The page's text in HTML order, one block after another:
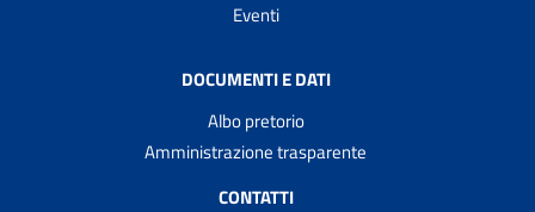
Eventi
DOCUMENTI E DATI
Albo pretorio
Amministrazione trasparente
CONTATTI